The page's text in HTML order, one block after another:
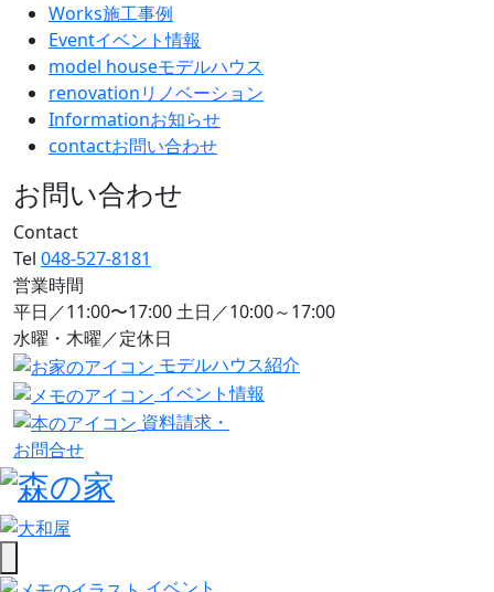
Works施工事例
Eventイベント情報
model houseモデルハウス
renovationリノベーション
Informationお知らせ
contactお問い合わせ
お問い合わせ
Contact
Tel 048-527-8181
営業時間
平日／11:00〜17:00 土日／10:00～17:00
水曜・木曜／定休日
モデルハウス紹介
イベント情報
資料請求・
お問合せ